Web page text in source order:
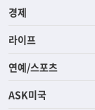
사회
경제
라이프
연예/스포츠